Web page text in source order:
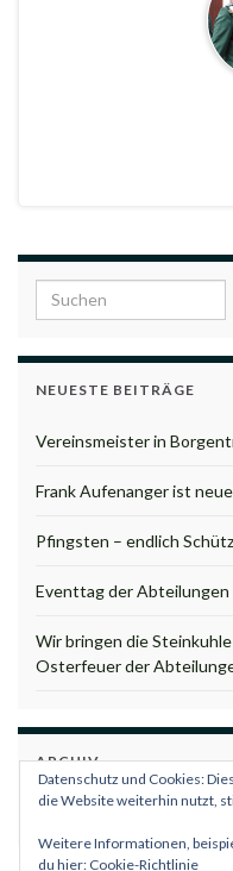
Search for:
NEUESTE BEITRÄGE
Vereinsmeister in
Frank Aufenanger ist
Pfingsten – endlich
Eventtag der Abteilungen
Wir bringen die
Osterfeuer der
ARCHIV
Archiv
Datenschutz und Cookies:
die Website weiterhin nutzt,
Weitere Informationen,
du hier: Cookie-Richtlinie